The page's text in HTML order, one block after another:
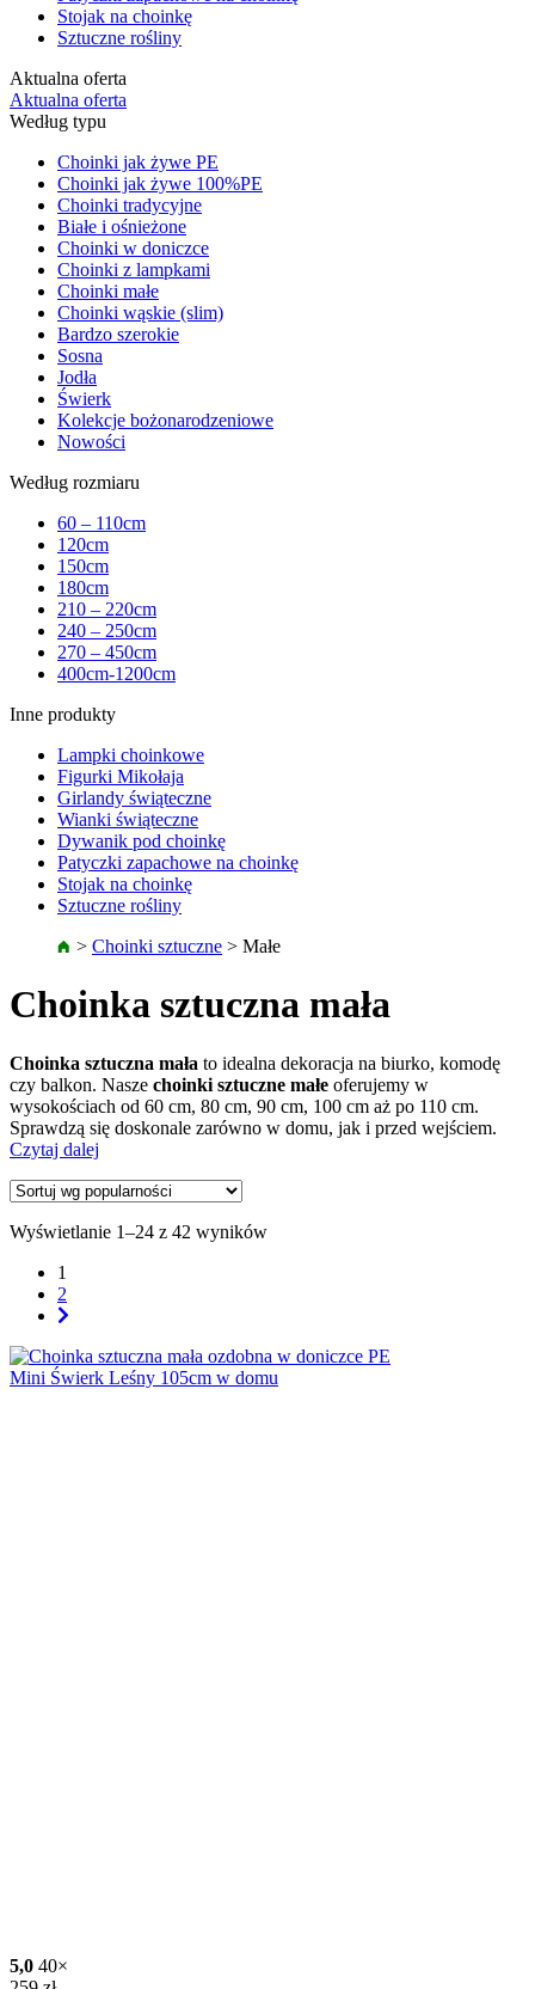
Stojak na choinkę
Sztuczne rośliny
Aktualna oferta
Aktualna oferta
Według typu
Choinki jak żywe PE
Choinki jak żywe 100%PE
Choinki tradycyjne
Białe i ośnieżone
Choinki w doniczce
Choinki z lampkami
Choinki małe
Choinki wąskie (slim)
Bardzo szerokie
Sosna
Jodła
Świerk
Kolekcje bożonarodzeniowe
Nowości
Według rozmiaru
60 – 110cm
120cm
150cm
180cm
210 – 220cm
240 – 250cm
270 – 450cm
400cm-1200cm
Inne produkty
Lampki choinkowe
Figurki Mikołaja
Girlandy świąteczne
Wianki świąteczne
Dywanik pod choinkę
Patyczki zapachowe na choinkę
Stojak na choinkę
Sztuczne rośliny
> Choinki sztuczne > Małe
Choinka sztuczna mała
Choinka sztuczna mała to idealna dekoracja na biurko, komodę
czy balkon. Nasze choinki sztuczne małe oferujemy w
wysokościach od 60 cm, 80 cm, 90 cm, 100 cm aż po 110 cm.
Sprawdzą się doskonale zarówno w domu, jak i przed wejściem.
Czytaj dalej
Wyświetlanie 1–24 z 42 wyników
1
2
5,0 40×